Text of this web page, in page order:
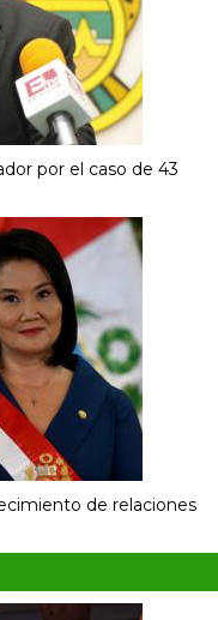
por el caso de 43
de relaciones